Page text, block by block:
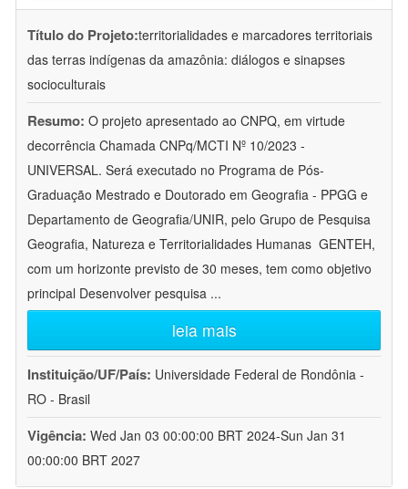
Título do Projeto:territorialidades e marcadores territoriais
das terras indígenas da amazônia: diálogos e sinapses
socioculturais
Resumo: O projeto apresentado ao CNPQ, em virtude
decorrência Chamada CNPq/MCTI Nº 10/2023 -
UNIVERSAL. Será executado no Programa de Pós-
Graduação Mestrado e Doutorado em Geografia - PPGG e
Departamento de Geografia/UNIR, pelo Grupo de Pesquisa
Geografia, Natureza e Territorialidades Humanas  GENTEH,
com um horizonte previsto de 30 meses, tem como objetivo
principal Desenvolver pesquisa ...
leia mais
Instituição/UF/País: Universidade Federal de Rondônia -
RO - Brasil
Vigência: Wed Jan 03 00:00:00 BRT 2024-Sun Jan 31
00:00:00 BRT 2027